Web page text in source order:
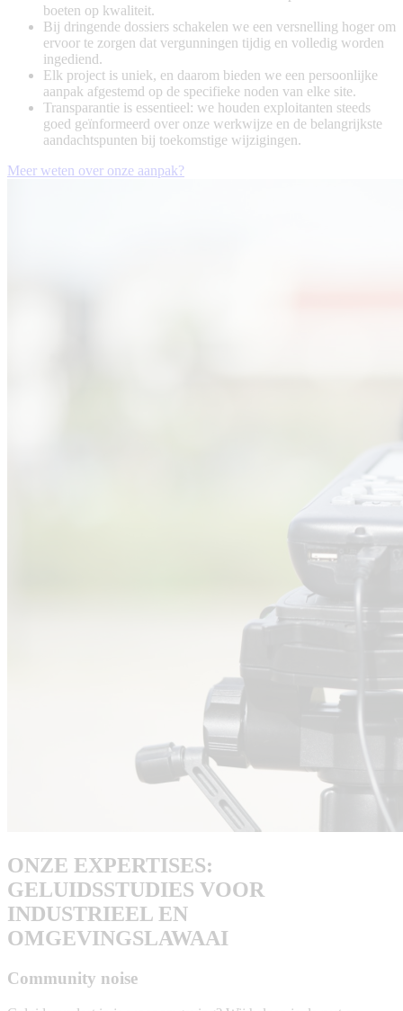
boeten op kwaliteit.
Bij dringende dossiers schakelen we een versnelling hoger om
ervoor te zorgen dat vergunningen tijdig en volledig worden
ingediend.
Elk project is uniek, en daarom bieden we een persoonlijke
aanpak afgestemd op de specifieke noden van elke site.
Transparantie is essentieel: we houden exploitanten steeds
goed geïnformeerd over onze werkwijze en de belangrijkste
aandachtspunten bij toekomstige wijzigingen.
Meer weten over onze aanpak?
ONZE EXPERTISES:
GELUIDSSTUDIES VOOR
INDUSTRIEEL EN
OMGEVINGSLAWAAI
Community noise